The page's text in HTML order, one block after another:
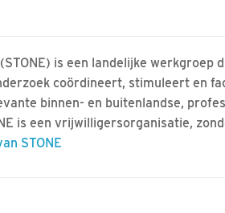
is een landelijke werkgroep
coördineert, stimuleert en
binnen- en buitenlandse,
is een vrijwilligersorganisatie,
STONE